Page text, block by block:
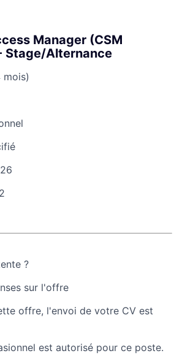
Manager (CSM
Stage/Alternance
mois)
?
sur l'offre
offre, l'envoi de votre CV est
est autorisé pour ce poste.